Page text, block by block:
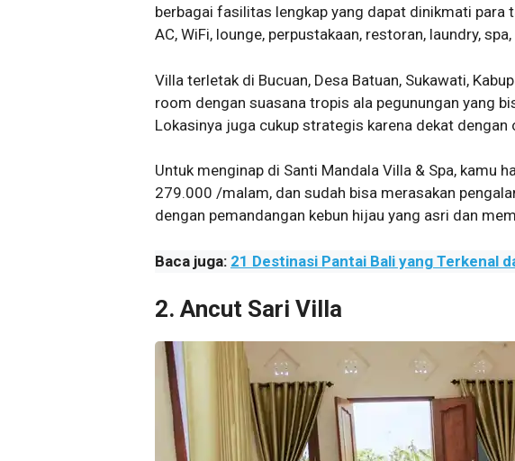
berbagai fasilitas lengkap yang dapat dinikmati para
AC, WiFi, lounge, perpustakaan, restoran, laundry,
Villa terletak di Bucuan, Desa Batuan, Sukawati,
room dengan suasana tropis ala pegunungan yang
Lokasinya juga cukup strategis karena dekat
Untuk menginap di Santi Mandala Villa & Spa, kamu
279.000 /malam, dan sudah bisa merasakan
dengan pemandangan kebun hijau yang asri dan
Baca juga: 21 Destinasi Pantai Bali yang Terkenal
2. Ancut Sari Villa